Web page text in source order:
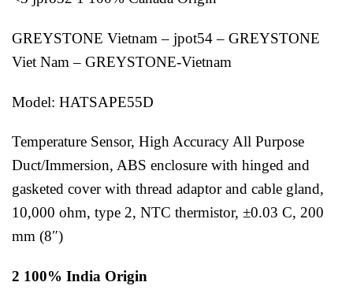
GREYSTONE Vietnam – jpot54 – GREYSTONE
Viet Nam – GREYSTONE-Vietnam
Model: HATSAPE55D
Temperature Sensor, High Accuracy All Purpose
Duct/Immersion, ABS enclosure with hinged and
gasketed cover with thread adaptor and cable gland,
10,000 ohm, type 2, NTC thermistor, ±0.03 C, 200
mm (8″)
2 100% India Origin